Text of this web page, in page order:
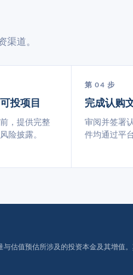
道。
投项目
，提供完整
险披露。
第 04 步
完成认购
审阅并签署
件均通过平
估值预估所涉及的投资本金及其增值